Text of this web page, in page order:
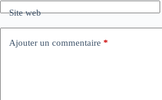
Site web
Ajouter un commentaire *